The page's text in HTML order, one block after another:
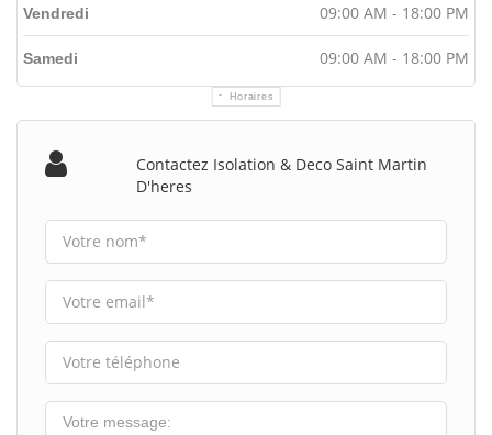
Horaires
Vendredi 09:00 AM - 18:00 PM
Samedi 09:00 AM - 18:00 PM
Contactez Isolation & Deco Saint Martin
D'heres